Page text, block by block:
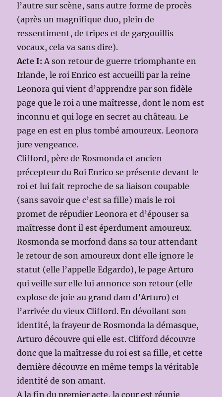
l’autre sur scène, sans autre forme de procès
(après un magnifique duo, plein de
ressentiment, de tripes et de gargouillis
vocaux, cela va sans dire).
Acte I: A son retour de guerre triomphante en
Irlande, le roi Enrico est accueilli par la reine
Leonora qui vient d’apprendre par son fidèle
page que le roi a une maîtresse, dont le nom est
inconnu et qui loge en secret au château. Le
page en est en plus tombé amoureux. Leonora
jure vengeance.
Clifford, père de Rosmonda et ancien
précepteur du Roi Enrico se présente devant le
roi et lui fait reproche de sa liaison coupable
(sans savoir que c’est sa fille) mais le roi
promet de répudier Leonora et d’épouser sa
maîtresse dont il est éperdument amoureux.
Rosmonda se morfond dans sa tour attendant
le retour de son amoureux dont elle ignore le
statut (elle l’appelle Edgardo), le page Arturo
qui veille sur elle lui annonce son retour (elle
explose de joie au grand dam d’Arturo) et
l’arrivée du vieux Clifford. En dévoilant son
identité, la frayeur de Rosmonda la démasque,
Arturo découvre qui elle est. Clifford découvre
donc que la maîtresse du roi est sa fille, et cette
dernière découvre en même temps la véritable
identité de son amant.
A la fin du premier acte, la cour est réunie